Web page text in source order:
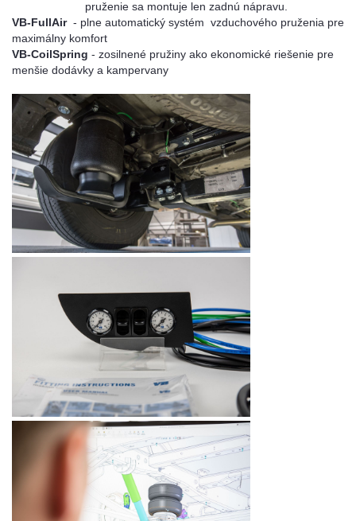
pruženie sa montuje len zadnú nápravu.
VB-FullAir - plne automatický systém vzduchového pruženia pre
maximálny komfort
VB-CoilSpring - zosilnené pružiny ako ekonomické riešenie pre
menšie dodávky a kampervany